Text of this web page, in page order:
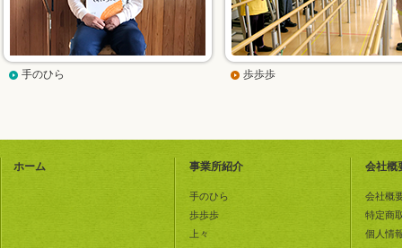
手のひら 歩歩歩
ホーム 事業所紹介
手のひら
歩歩歩
上々
会社概
会社概
特定商
個人情